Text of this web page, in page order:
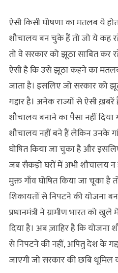
ऐसी किसी घोषणा का मतलब ये
शौचालय बन चुके हैं तो जो ये कह
तो वे सरकार को झूठा साबित
ऐसी है कि उसे झूठा कहने का
जाता है। इसलिए जो सरकार को
गद्दार है। अनेक राज्यों से ऐसी
शौचालय बनाने का पैसा नहीं
शौचालय नहीं बने हैं लेकिन उनके
घोषित किया जा चुका है और
जब सैकड़ों घरों में अभी शौचालय
मुक्त गाँव घोषित किया जा चूका है
शिकायतों से निपटने की योजना
प्रधानमंत्री ने ग्रामीण भारत को
दिया है। अब ज़ाहिर है कि योजना
से निपटने की नहीं, अपितु देश के
जाएगी जो सरकार की छबि धूमिल